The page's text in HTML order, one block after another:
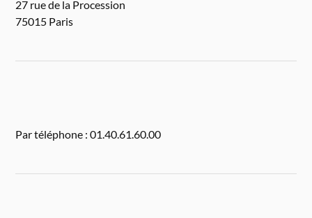
27 rue de la Procession
75015 Paris
Par téléphone : 01.40.61.60.00